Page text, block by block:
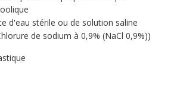
d'eau stérile ou de solution saline
de sodium à 0,9% (NaCl 0,9%))